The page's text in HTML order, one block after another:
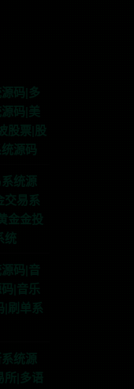
码|多
码|美
股票|股
源码
统源
交易系
金金投
统
码|音
|音乐
|刷单系
统源
所|多语